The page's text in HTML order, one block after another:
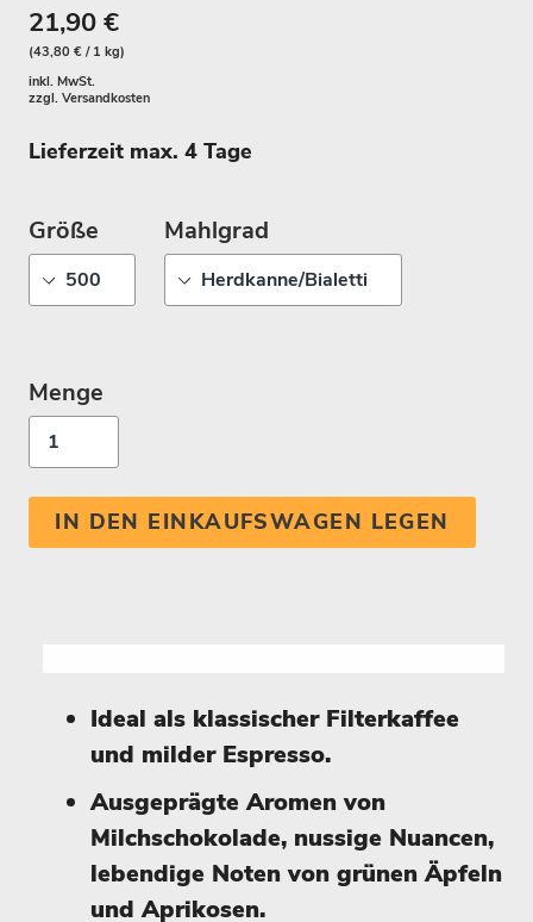
21,90 €
(43,80 € / 1 kg)
inkl. MwSt.
zzgl. Versandkosten
Lieferzeit max. 4 Tage
Größe Mahlgrad
Menge
IN DEN EINKAUFSWAGEN LEGEN
Ideal als klassischer Filterkaffee
und milder Espresso.
Ausgeprägte Aromen von
Milchschokolade, nussige Nuancen,
lebendige Noten von grünen Äpfeln
und Aprikosen.